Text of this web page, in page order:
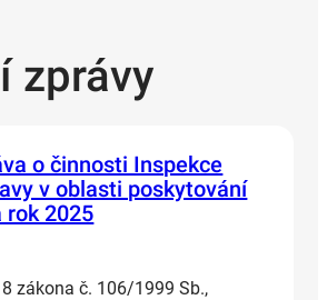
zprávy
o činnosti Inspekce
v oblasti poskytování
rok 2025
zákona č. 106/1999 Sb.,